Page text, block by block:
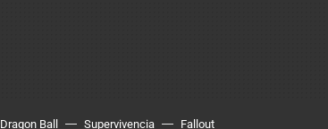
Dragon Ball Supervivencia Fallout